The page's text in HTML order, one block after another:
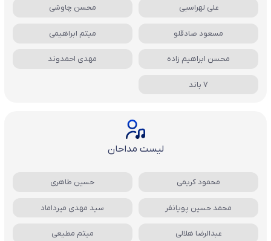
علی لهراسبی محسن چاوشی
مسعود صادقلو میثم ابراهیمی
محسن ابراهیم زاده مهدی احمدوند
7 باند
لیست مداحان
محمود کریمی حسین طاهری
محمد حسین پویانفر سید مهدی میرداماد
عبدالرضا هلالی میثم مطیعی